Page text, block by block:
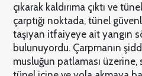
çıkarak kaldırıma çıktı ve
çarptığı noktada, tünel
taşıyan itfaiyeye ait yangın
bulunuyordu. Çarpmanın
musluğun patlaması